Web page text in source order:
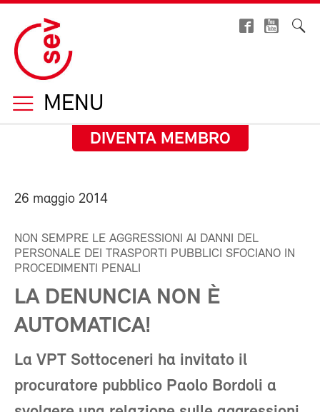
MENU
DIVENTA MEMBRO
26 maggio 2014
NON SEMPRE LE AGGRESSIONI AI DANNI DEL
PERSONALE DEI TRASPORTI PUBBLICI SFOCIANO IN
PROCEDIMENTI PENALI
LA DENUNCIA NON È
AUTOMATICA!
La VPT Sottoceneri ha invitato il
procuratore pubblico Paolo Bordoli a